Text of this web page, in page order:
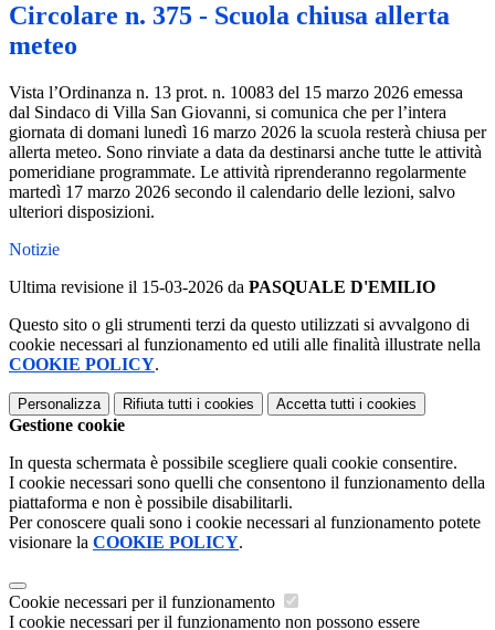
Circolare n. 375 - Scuola chiusa allerta
meteo
Vista l’Ordinanza n. 13 prot. n. 10083 del 15 marzo 2026 emessa
dal Sindaco di Villa San Giovanni, si comunica che per l’intera
giornata di domani lunedì 16 marzo 2026 la scuola resterà chiusa per
allerta meteo. Sono rinviate a data da destinarsi anche tutte le attività
pomeridiane programmate. Le attività riprenderanno regolarmente
martedì 17 marzo 2026 secondo il calendario delle lezioni, salvo
ulteriori disposizioni.
Notizie
Ultima revisione il 15-03-2026 da PASQUALE D'EMILIO
Questo sito o gli strumenti terzi da questo utilizzati si avvalgono di
cookie necessari al funzionamento ed utili alle finalità illustrate nella
COOKIE POLICY.
Personalizza Rifiuta tutti i cookies Accetta tutti i cookies
Gestione cookie
In questa schermata è possibile scegliere quali cookie consentire.
I cookie necessari sono quelli che consentono il funzionamento della
piattaforma e non è possibile disabilitarli.
Per conoscere quali sono i cookie necessari al funzionamento potete
visionare la COOKIE POLICY.
Cookie necessari per il funzionamento
I cookie necessari per il funzionamento non possono essere